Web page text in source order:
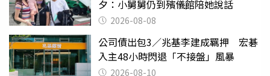
夕：小舅舅仍到殯儀館陪她說話
2026-08-08
公司債出包3／兆基李建成羈押 宏碁
入主48小時閃退「不接盤」風暴
2026-08-10